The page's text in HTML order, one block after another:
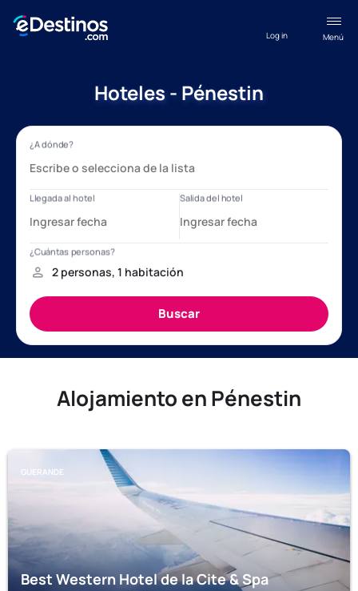
Menú
Log in
Hoteles - Pénestin
Alojamiento en Pénestin
GUERANDE
Best Western Hotel de la Cite & Spa